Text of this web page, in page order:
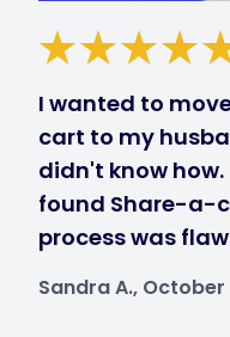
I wanted to
cart to my
didn't know
found Share-a-
process was
Sandra A., October